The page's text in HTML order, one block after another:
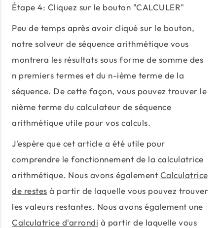
Étape 4: Cliquez sur le bouton "CALCULER"
Peu de temps après avoir cliqué sur le bouton,
notre solveur de séquence arithmétique vous
montrera les résultats sous forme de somme des
n premiers termes et du n-ième terme de la
séquence. De cette façon, vous pouvez trouver le
nième terme du calculateur de séquence
arithmétique utile pour vos calculs.
J'espère que cet article a été utile pour
comprendre le fonctionnement de la calculatrice
arithmétique. Nous avons également Calculatrice
de restes à partir de laquelle vous pouvez trouver
les valeurs restantes. Nous avons également une
Calculatrice d'arrondi à partir de laquelle vous